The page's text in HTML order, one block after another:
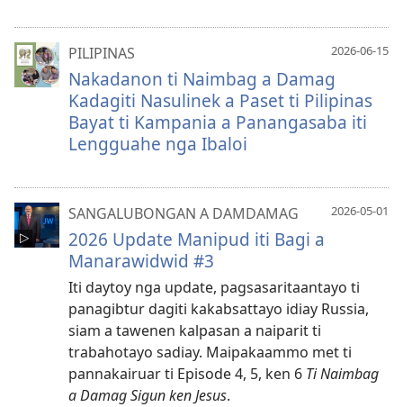
2026-06-15
PILIPINAS
Nakadanon ti Naimbag a Damag
Kadagiti Nasulinek a Paset ti Pilipinas
Bayat ti Kampania a Panangasaba iti
Lengguahe nga Ibaloi
2026-05-01
SANGALUBONGAN A DAMDAMAG
2026 Update Manipud iti Bagi a
Manarawidwid #3
Iti daytoy nga update, pagsasaritaantayo ti
panagibtur dagiti kakabsattayo idiay Russia,
siam a tawenen kalpasan a naiparit ti
trabahotayo sadiay. Maipakaammo met ti
pannakairuar ti Episode 4, 5, ken 6 Ti Naimbag
a Damag Sigun ken Jesus.